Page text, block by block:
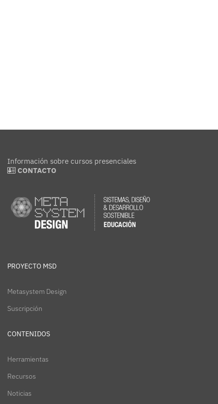
Información sobre cursos presenciales
CONTACTO
PROYECTO MSD
Metasystem Design
Suscripción
CONTENIDOS
Herramientas
Recursos
Noticias